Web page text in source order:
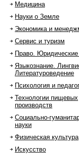
Медицина
Науки о Земле
Экономика и
Сервис и туризм
Право. Юридические
Языкознание.
Литературоведение
Психология и
Технологии пищевых
производств
Социально-
науки
Физическая культура
Искусство